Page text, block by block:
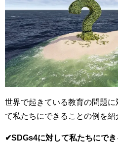
世界で起きている教育の問題
て私たちにできることの例を紹
✔︎SDGs4に対して私たちにでき